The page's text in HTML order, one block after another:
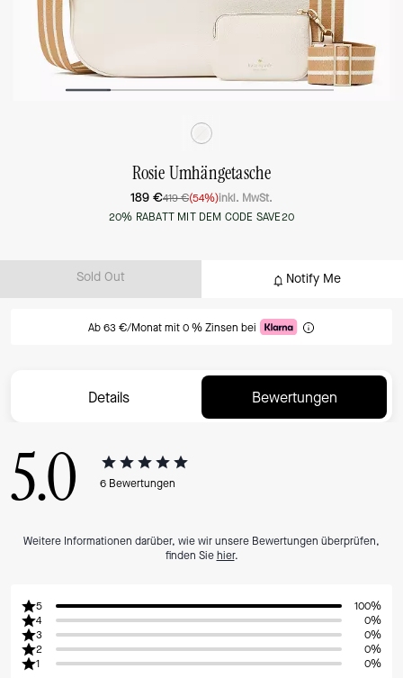
Rosie Umhängetasche
189 €419 €(54%)inkl. MwSt.
20% RABATT MIT DEM CODE SAVE20
Sold Out Notify Me
Ab 63 €/Monat mit 0 % Zinsen bei
Details Bewertungen
5.0 6 Bewertungen
Weitere Informationen darüber, wie wir unsere Bewertungen überprüfen,
finden Siehier.
5
100%
4
0%
3
0%
2
0%
1
0%